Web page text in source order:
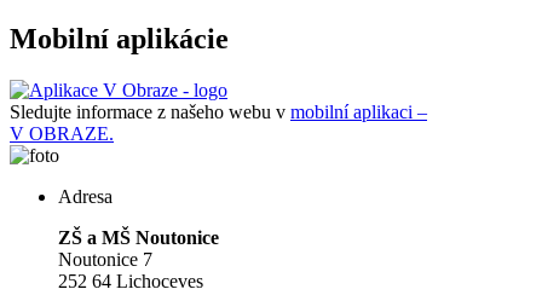
Mobilní aplikácie
Sledujte informace z našeho webu v mobilní aplikaci –
V OBRAZE.
Adresa
ZŠ a MŠ Noutonice
Noutonice 7
252 64 Lichoceves